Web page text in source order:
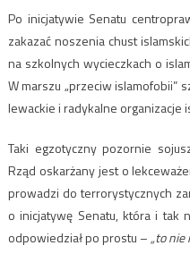
Po inicjatywie Senatu
zakazać noszenia chust
na szkolnych wycieczkach o
W marszu „przeciw islamofobii”
lewackie i radykalne organizacje
Taki egzotyczny pozornie
Rząd oskarżany jest o
prowadzi do terrorystycznych
o inicjatywę Senatu, która i tak
odpowiedział po prostu – „to nie